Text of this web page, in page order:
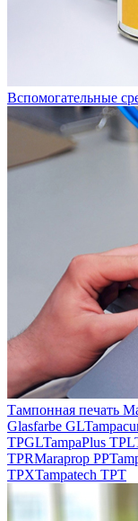
Вспомогательные
Тампонная печать
Glasfarbe GL
TPGLTampaPlus TPL
TPRMaraprop PP
TPXTampatech TPT